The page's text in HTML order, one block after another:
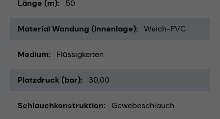
Länge (m) 50
Material Wandung (Innenlage) Weich-PVC
Medium Flüssigkeiten
Platzdruck (bar) 30,00
Schlauchkonstruktion Gewebeschlauch